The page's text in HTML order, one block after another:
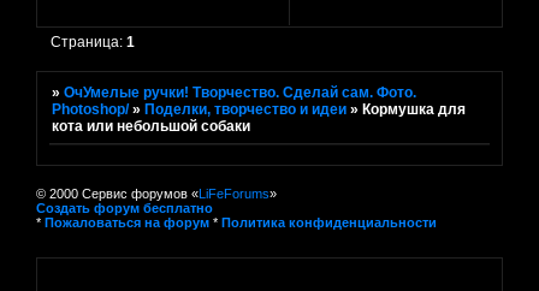
Страница:1
»ОчУмелые ручки! Творчество. Сделай сам. Фото.
Photoshop/ »Поделки, творчество и идеи »Кормушка для
кота или небольшой собаки
© 2000 Сервис форумов «LiFeForums»
Создать форум бесплатно
* Пожаловаться на форум * Политика конфиденциальности